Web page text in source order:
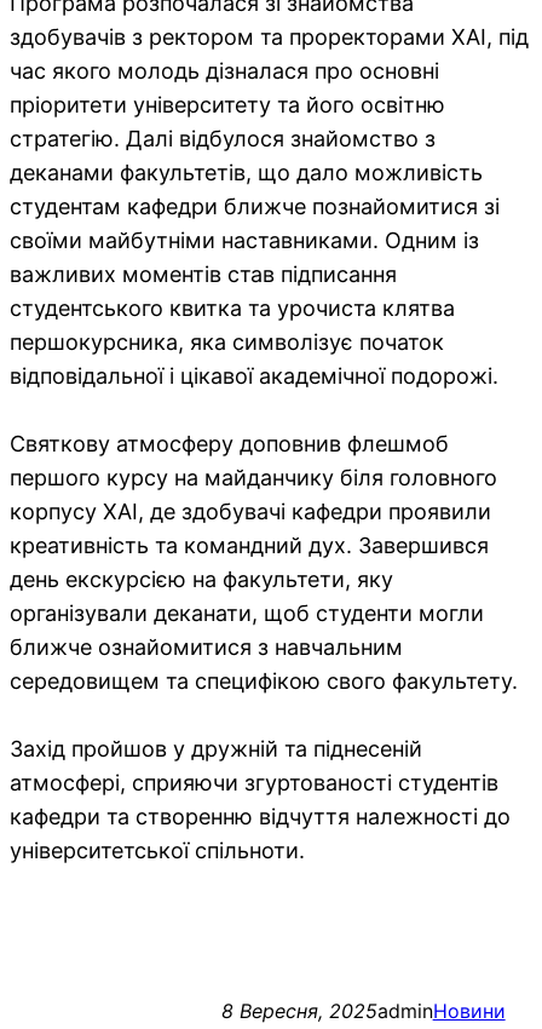
здобувачів з ректором та проректорами ХАІ, під
час якого молодь дізналася про основні
пріоритети університету та його освітню
стратегію. Далі відбулося знайомство з
деканами факультетів, що дало можливість
студентам кафедри ближче познайомитися зі
своїми майбутніми наставниками. Одним із
важливих моментів став підписання
студентського квитка та урочиста клятва
першокурсника, яка символізує початок
відповідальної і цікавої академічної подорожі.
Святкову атмосферу доповнив флешмоб
першого курсу на майданчику біля головного
корпусу ХАІ, де здобувачі кафедри проявили
креативність та командний дух. Завершився
день екскурсією на факультети, яку
організували деканати, щоб студенти могли
ближче ознайомитися з навчальним
середовищем та специфікою свого факультету.
Захід пройшов у дружній та піднесеній
атмосфері, сприяючи згуртованості студентів
кафедри та створенню відчуття належності до
університетської спільноти.
8 Вересня, 2025adminНовини